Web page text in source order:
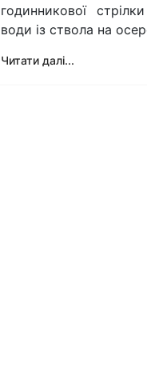
годинникової
води із ствола на
Читати далі...